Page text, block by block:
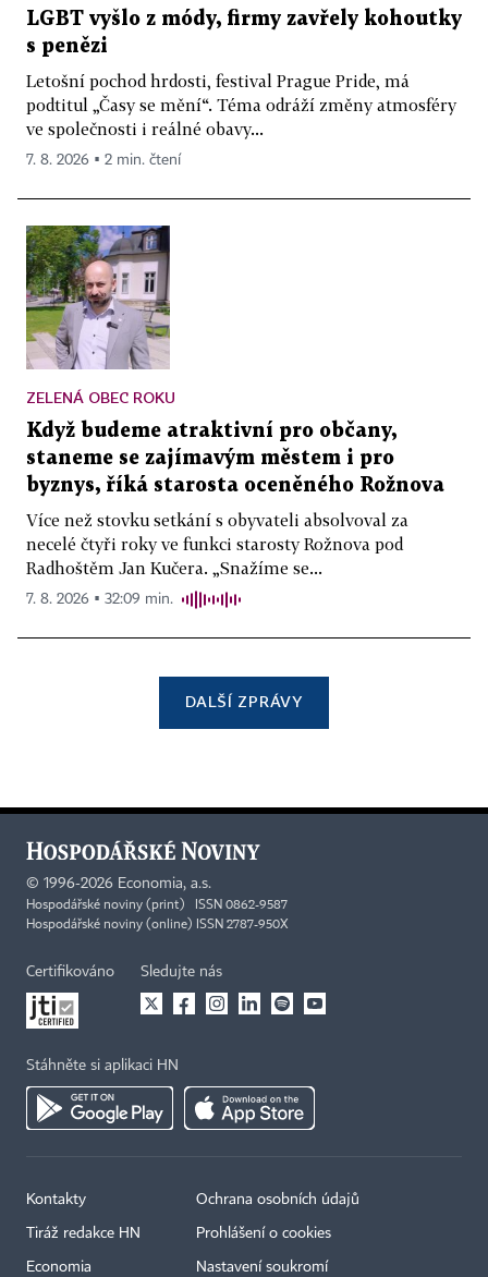
LGBT vyšlo z módy, firmy zavřely kohoutky
s penězi
Letošní pochod hrdosti, festival Prague Pride, má
podtitul „Časy se mění“. Téma odráží změny atmosféry
ve společnosti i reálné obavy...
7. 8. 2026 ▪ 2 min. čtení
ZELENÁ OBEC ROKU
Když budeme atraktivní pro občany,
staneme se zajímavým městem i pro
byznys, říká starosta oceněného Rožnova
Více než stovku setkání s obyvateli absolvoval za
necelé čtyři roky ve funkci starosty Rožnova pod
Radhoštěm Jan Kučera. „Snažíme se...
7. 8. 2026 ▪ 32:09 min.
DALŠÍ ZPRÁVY
© 1996-2026 Economia, a.s.
Hospodářské noviny (print) ISSN 0862-9587
Hospodářské noviny (online) ISSN 2787-950X
Certifikováno Sledujte nás
Stáhněte si aplikaci HN
Kontakty
Tiráž redakce HN
Economia
Ochrana osobních údajů
Prohlášení o cookies
Nastavení soukromí